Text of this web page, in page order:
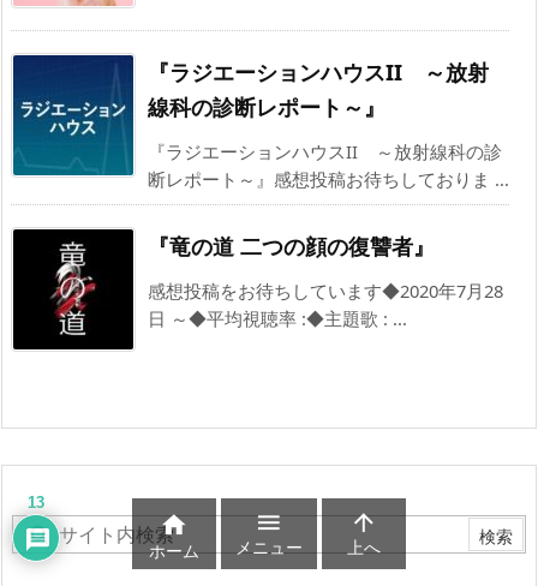
『ラジエーションハウスII ～放射
線科の診断レポート～』
『ラジエーションハウスII ～放射線科の診
断レポート～』感想投稿お待ちしておりま ...
『竜の道 二つの顔の復讐者』
感想投稿をお待ちしています◆2020年7月28
日 ～◆平均視聴率 :◆主題歌 : ...

ホーム

メニュー

上へ
13